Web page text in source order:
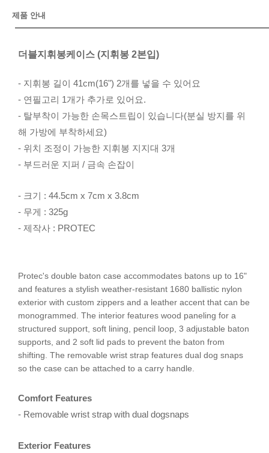
제품 안내
더블지휘봉케이스 (지휘봉 2본입)
- 지휘봉 길이 41cm(16") 2개를 넣을 수 있어요
- 연필고리 1개가 추가로 있어요.
- 탈부착이 가능한 손목스트립이 있습니다(분실 방지를 위
해 가방에 부착하세요)
- 위치 조정이 가능한 지휘봉 지지대 3개
- 부드러운 지퍼 / 금속 손잡이
- 크기 : 44.5cm x 7cm x 3.8cm
- 무게 : 325g
- 제작사 : PROTEC
Protec's double baton case accommodates batons up to 16"
and features a stylish weather-resistant 1680 ballistic nylon
exterior with custom zippers and a leather accent that can be
monogrammed. The interior features wood paneling for a
structured support, soft lining, pencil loop, 3 adjustable baton
supports, and 2 soft lid pads to prevent the baton from
shifting. The removable wrist strap features dual dog snaps
so the case can be attached to a carry handle.
Comfort Features
- Removable wrist strap with dual dogsnaps
Exterior Features